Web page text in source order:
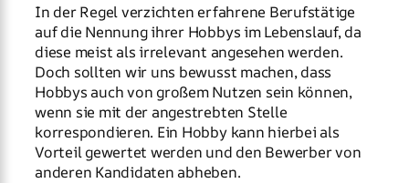
In der Regel verzichten erfahrene Berufstätige
auf die Nennung ihrer Hobbys im Lebenslauf, da
diese meist als irrelevant angesehen werden.
Doch sollten wir uns bewusst machen, dass
Hobbys auch von großem Nutzen sein können,
wenn sie mit der angestrebten Stelle
korrespondieren. Ein Hobby kann hierbei als
Vorteil gewertet werden und den Bewerber von
anderen Kandidaten abheben.